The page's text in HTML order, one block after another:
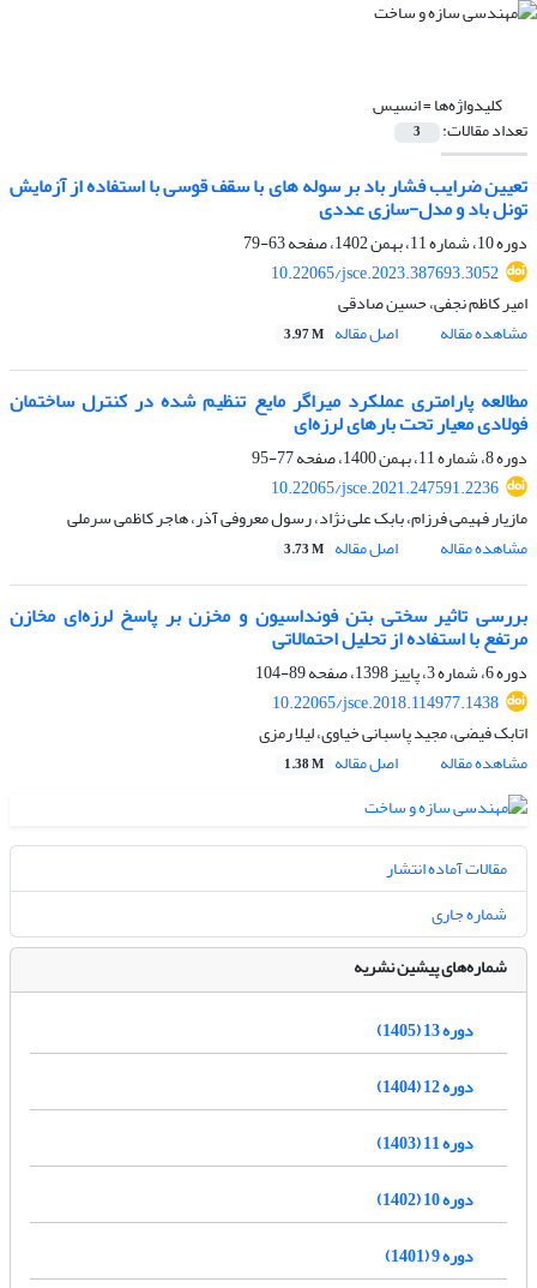
کلیدواژه‌ها =انسیس
تعداد مقالات: 3
تعیین ضرایب فشار باد بر سوله های با سقف قوسی با استفاده از آزمایش
تونل باد و مدل-سازی عددی
دوره 10، شماره 11، بهمن 1402، صفحه
63-79
10.22065/jsce.2023.387693.3052
امیر کاظم نجفی، حسین صادقی
مشاهده مقاله
اصل مقاله 3.97 M
مطالعه پارامتری عملکرد میراگر مایع تنظیم شده در کنترل ساختمان
فولادی معیار تحت بارهای لرزه‌ای
دوره 8، شماره 11، بهمن 1400، صفحه
77-95
10.22065/jsce.2021.247591.2236
مازیار فهیمی فرزام، بابک علی نژاد، رسول معروفی آذر، هاجر کاظمی سرملی
مشاهده مقاله
اصل مقاله 3.73 M
بررسی تاثیر سختی بتن فونداسیون و مخزن بر پاسخ لرزه‌ای مخازن
مرتفع با استفاده از تحلیل احتمالاتی
دوره 6، شماره 3، پاییز 1398، صفحه
89-104
10.22065/jsce.2018.114977.1438
اتابک فیضی، مجید پاسبانی خیاوی، لیلا رمزی
مشاهده مقاله
اصل مقاله 1.38 M
مقالات آماده انتشار
شماره جاری
شماره‌های پیشین نشریه
دوره 13 (1405)
دوره 12 (1404)
دوره 11 (1403)
دوره 10 (1402)
دوره 9 (1401)